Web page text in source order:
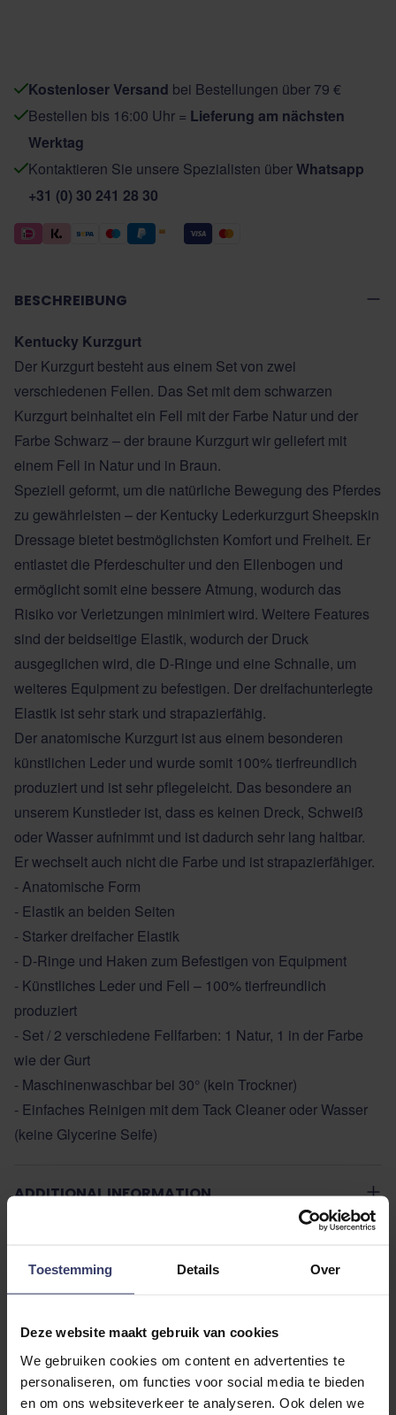
Toestemming Details Over
Deze website maakt gebruik van cookies
We gebruiken cookies om content en advertenties te
personaliseren, om functies voor social media te bieden
en om ons websiteverkeer te analyseren. Ook delen we
Kostenloser Versand bei Bestellungen über 79 €
Bestellen bis 16:00 Uhr = Lieferung am nächsten
Werktag
Kontaktieren Sie unsere Spezialisten überWhatsapp
+31 (0) 30 241 28 30
BESCHREIBUNG
Kentucky Kurzgurt
Der Kurzgurt besteht aus einem Set von zwei
verschiedenen Fellen. Das Set mit dem schwarzen
Kurzgurt beinhaltet ein Fell mit der Farbe Natur und der
Farbe Schwarz – der braune Kurzgurt wir geliefert mit
einem Fell in Natur und in Braun.
Speziell geformt, um die natürliche Bewegung des Pferdes
zu gewährleisten – der Kentucky Lederkurzgurt Sheepskin
Dressage bietet bestmöglichsten Komfort und Freiheit. Er
entlastet die Pferdeschulter und den Ellenbogen und
ermöglicht somit eine bessere Atmung, wodurch das
Risiko vor Verletzungen minimiert wird. Weitere Features
sind der beidseitige Elastik, wodurch der Druck
ausgeglichen wird, die D-Ringe und eine Schnalle, um
weiteres Equipment zu befestigen. Der dreifachunterlegte
Elastik ist sehr stark und strapazierfähig.
Der anatomische Kurzgurt ist aus einem besonderen
künstlichen Leder und wurde somit 100% tierfreundlich
produziert und ist sehr pflegeleicht. Das besondere an
unserem Kunstleder ist, dass es keinen Dreck, Schweiß
oder Wasser aufnimmt und ist dadurch sehr lang haltbar.
Er wechselt auch nicht die Farbe und ist strapazierfähiger.
- Anatomische Form
- Elastik an beiden Seiten
- Starker dreifacher Elastik
- D-Ringe und Haken zum Befestigen von Equipment
- Künstliches Leder und Fell – 100% tierfreundlich
produziert
- Set / 2 verschiedene Fellfarben: 1 Natur, 1 in der Farbe
wie der Gurt
- Maschinenwaschbar bei 30° (kein Trockner)
- Einfaches Reinigen mit dem Tack Cleaner oder Wasser
(keine Glycerine Seife)
ADDITIONAL INFORMATION
Kundenbewertungen